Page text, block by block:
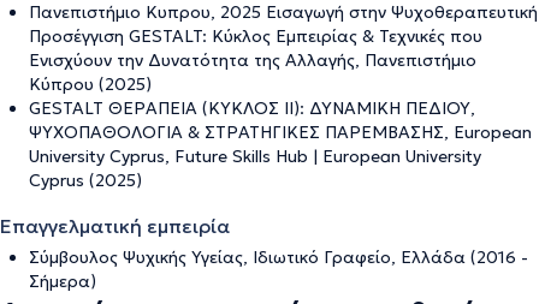
Πανεπιστήμιο Κυπρου, 2025 Εισαγωγή στην Ψυχοθεραπευτική
Προσέγγιση GESTALT: Κύκλος Εμπειρίας & Τεχνικές που
Ενισχύουν την Δυνατότητα της Αλλαγής, Πανεπιστήμιο
Κύπρου (2025)
GESTALT ΘΕΡΑΠΕΙΑ (ΚΥΚΛΟΣ ΙΙ): ΔΥΝΑΜΙΚΗ ΠΕΔΙΟΥ,
ΨΥΧΟΠΑΘΟΛΟΓΙΑ & ΣΤΡΑΤΗΓΙΚΕΣ ΠΑΡΕΜΒΑΣΗΣ, European
University Cyprus, Future Skills Hub | European University
Cyprus (2025)
Επαγγελματική εμπειρία
Σύμβουλος Ψυχικής Υγείας, Ιδιωτικό Γραφείο, Ελλάδα (2016 -
Σήμερα)